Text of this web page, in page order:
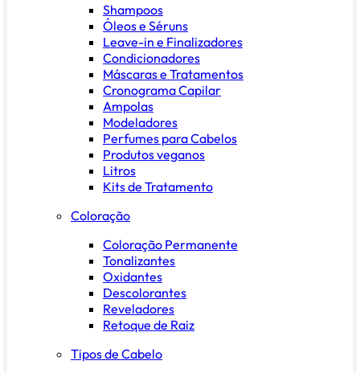
Shampoos
Óleos e Séruns
Leave-in e Finalizadores
Condicionadores
Máscaras e Tratamentos
Cronograma Capilar
Ampolas
Modeladores
Perfumes para Cabelos
Produtos veganos
Litros
Kits de Tratamento
Coloração
Coloração Permanente
Tonalizantes
Oxidantes
Descolorantes
Reveladores
Retoque de Raiz
Tipos de Cabelo